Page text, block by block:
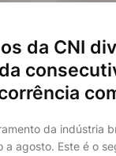
da CNI
da indústria
a agosto. Este é o